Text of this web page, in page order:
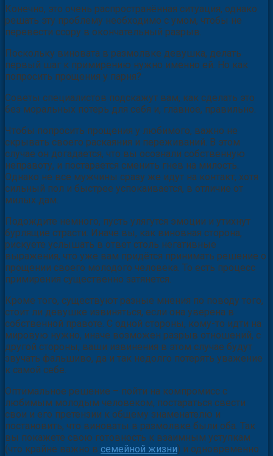
Конечно, это очень распространённая ситуация, однако
решать эту проблему необходимо с умом, чтобы не
перевести ссору в окончательный разрыв.
Поскольку виновата в размолвке девушка, делать
первый шаг к примирению нужно именно ей. Но как
попросить прощения у парня?
Советы специалистов подскажут вам, как сделать это
без моральных потерь для себя и, главное, правильно.
Чтобы попросить прощения у любимого, важно не
скрывать своего раскаяния и переживаний. В этом
случае он догадается, что вы осознали собственную
неправоту, и постарается сменить гнев на милость.
Однако не все мужчины сразу же идут на контакт, хотя
сильный пол и быстрее успокаивается, в отличие от
милых дам.
Подождите немного, пусть улягутся эмоции и утихнут
бурлящие страсти. Иначе вы, как виновная сторона,
рискуете услышать в ответ столь негативные
выражения, что уже вам придётся принимать решение о
прощении своего молодого человека. То есть процесс
примирения существенно затянется.
Кроме того, существуют разные мнения по поводу того,
стоит ли девушке извиняться, если она уверена в
собственной правоте. С одной стороны, кому-то идти на
мировую нужно, иначе возможен разрыв отношений, с
другой стороны, ваши извинения в этом случае будут
звучать фальшиво, да и так недолго потерять уважение
к самой себе.
Оптимальное решение – пойти на компромисс с
любимым молодым человеком, постараться свести
свои и его претензии к общему знаменателю и
постановить, что виноваты в размолвке были оба. Так
вы покажете свою готовность к взаимным уступкам
(что крайне важно в семейной жизни) и одновременно